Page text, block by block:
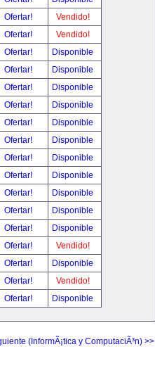
Ofertar!
Vendido!
Ofertar!
Vendido!
Ofertar!
Disponible
Ofertar!
Disponible
Ofertar!
Disponible
Ofertar!
Disponible
Ofertar!
Disponible
Ofertar!
Disponible
Ofertar!
Disponible
Ofertar!
Disponible
Ofertar!
Disponible
Ofertar!
Disponible
Ofertar!
Disponible
Ofertar!
Vendido!
Ofertar!
Disponible
Ofertar!
Vendido!
Ofertar! Disponible
(InformÃ¡tica y ComputaciÃ³n) >>